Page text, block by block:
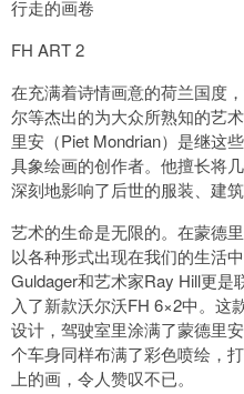
行走的画卷
FH ART 2
在充满着诗情画意的荷兰国度
尔等杰出的为大众所熟知的艺
里安（Piet Mondrian）是继这
具象绘画的创作者。他擅长将
深刻地影响了后世的服装、建筑
艺术的生命是无限的。在蒙德
以各种形式出现在我们的生活
Guldager和艺术家Ray Hill更
入了新款沃尔沃FH 6×2中。这
设计，驾驶室里涂满了蒙德里
个车身同样布满了彩色喷绘，
上的画，令人赞叹不已。